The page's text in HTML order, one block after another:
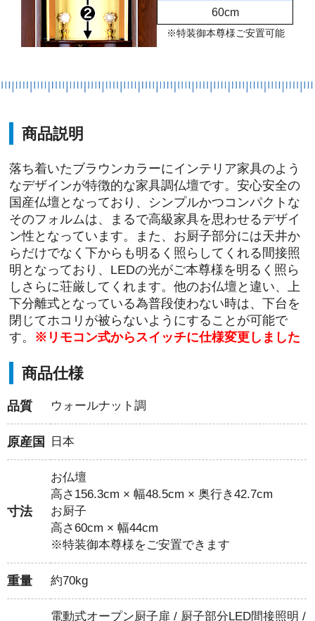
60cm
※特装御本尊様ご安置可能
商品説明
落ち着いたブラウンカラーにインテリア家具のよう
なデザインが特徴的な家具調仏壇です。安心安全の
国産仏壇となっており、シンプルかつコンパクトな
そのフォルムは、まるで高級家具を思わせるデザイ
ン性となっています。また、お厨子部分には天井か
らだけでなく下からも明るく照らしてくれる間接照
明となっており、LEDの光がご本尊様を明るく照ら
しさらに荘厳してくれます。他のお仏壇と違い、上
下分離式となっている為普段使わない時は、下台を
閉じてホコリが被らないようにすることが可能で
す。 ※リモコン式からスイッチに仕様変更しました
商品仕様
品質 ウォールナット調
原産国 日本
寸法
お仏壇
高さ156.3cm × 幅48.5cm × 奥行き42.7cm
お厨子
高さ60cm × 幅44cm
※特装御本尊様をご安置できます
重量 約70kg
電動式オープン厨子扉 / 厨子部分LED間接照明 /